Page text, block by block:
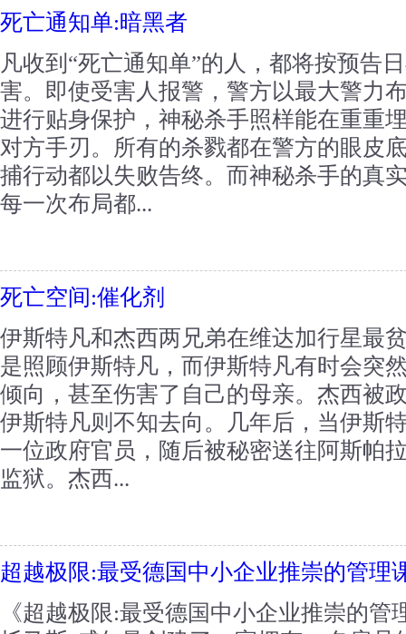
死亡通知单:暗黑者
凡收到“死亡通知单”的人，都将按预告
害。即使受害人报警，警方以最大警力
进行贴身保护，神秘杀手照样能在重重
对方手刃。所有的杀戮都在警方的眼皮
捕行动都以失败告终。而神秘杀手的真
每一次布局都...
死亡空间:催化剂
伊斯特凡和杰西两兄弟在维达加行星最
是照顾伊斯特凡，而伊斯特凡有时会突
倾向，甚至伤害了自己的母亲。杰西被
伊斯特凡则不知去向。几年后，当伊斯
一位政府官员，随后被秘密送往阿斯帕
监狱。杰西...
超越极限:最受德国中小企业推崇的管理
《超越极限:最受德国中小企业推崇的